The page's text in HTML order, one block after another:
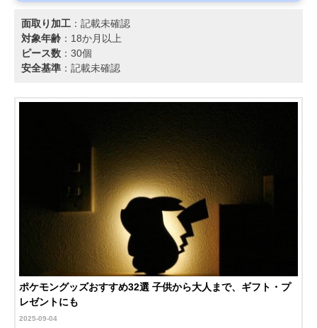
面取り加工 ：記載未確認
対象年齢 ：18か月以上
ピース数 ：30個
安全基準 ：記載未確認
ポケモングッズおすすめ32選 子供から大人まで、ギフト・プ
レゼントにも
2025-09-04